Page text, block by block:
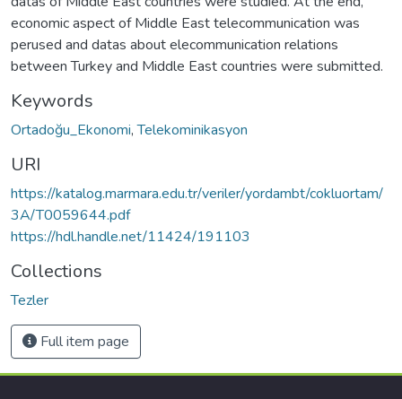
economic aspect of Middle East telecommunication was
perused and datas about elecommunication relations
between Turkey and Middle East countries were submitted.
Keywords
Ortadoğu_Ekonomi,Telekominikasyon
URI
https://katalog.marmara.edu.tr/veriler/yordambt/cokluortam/
3A/T0059644.pdf
https://hdl.handle.net/11424/191103
Collections
Tezler
Full item page